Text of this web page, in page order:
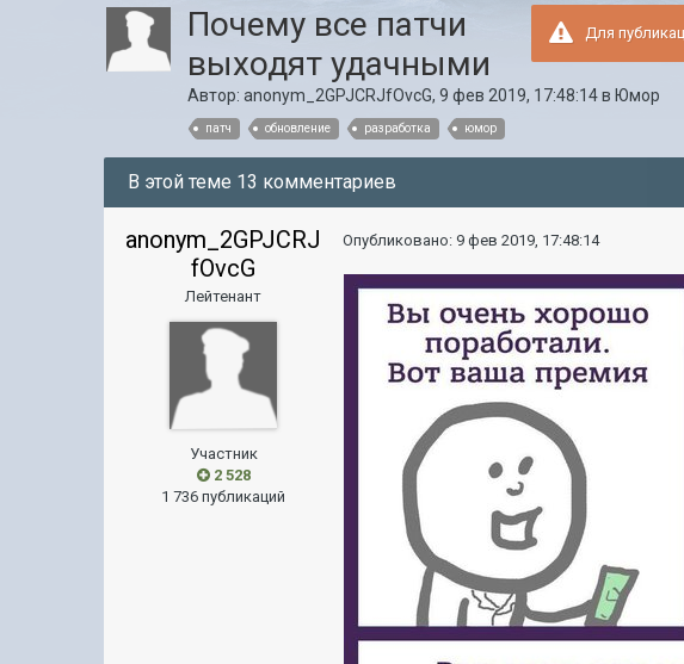
Для
Почему все патчи
выходят удачными
Автор:anonym_2GPJCRJfOvcG,9 фев 2019, 17:48:14в Юмор
патч обновление разработка юмор
В этой теме 13 комментариев
anonym_2GPJCRJ
fOvcG
Лейтенант
Участник
2 528
1 736 публикаций
Опубликовано: 9 фев 2019, 17:48:14